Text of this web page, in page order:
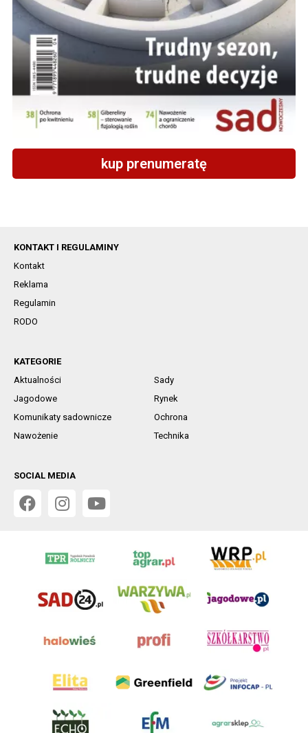
kup prenumeratę
KONTAKT I REGULAMINY
Kontakt
Reklama
Regulamin
RODO
KATEGORIE
Aktualności
Sady
Jagodowe
Rynek
Komunikaty sadownicze
Ochrona
Nawożenie
Technika
SOCIAL MEDIA